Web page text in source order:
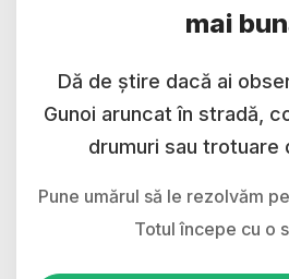
mai
Dă de știre dacă ai
Gunoi aruncat în stradă,
drumuri sau trotuare
Pune umărul să le rezolvăm
Totul începe cu o